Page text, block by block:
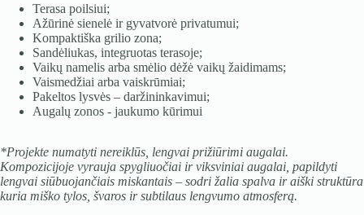
Terasa poilsiui;
Ažūrinė sienelė ir gyvatvorė privatumui;
Kompaktiška grilio zona;
Sandėliukas, integruotas terasoje;
Vaikų namelis arba smėlio dėžė vaikų žaidimams;
Vaismedžiai arba vaiskrūmiai;
Pakeltos lysvės – daržininkavimui;
Augalų zonos - jaukumo kūrimui
*Projekte numatyti nereiklūs, lengvai prižiūrimi augalai.
Kompozicijoje vyrauja spygliuočiai ir viksviniai augalai, papildyti
lengvai siūbuojančiais miskantais – sodri žalia spalva ir aiški struktūra
kuria miško tylos, švaros ir subtilaus lengvumo atmosferą.